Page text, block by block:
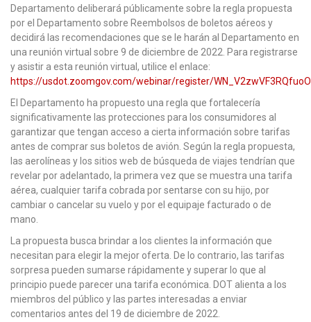
Departamento deliberará públicamente sobre la regla propuesta
por el Departamento sobre Reembolsos de boletos aéreos y
decidirá las recomendaciones que se le harán al Departamento en
una reunión virtual sobre 9 de diciembre de 2022. Para registrarse
y asistir a esta reunión virtual, utilice el enlace:
https://usdot.zoomgov.com/webinar/register/
El Departamento ha propuesto una regla que fortalecería
significativamente las protecciones para los consumidores al
garantizar que tengan acceso a cierta información sobre tarifas
antes de comprar sus boletos de avión. Según la regla propuesta,
las aerolíneas y los sitios web de búsqueda de viajes tendrían que
revelar por adelantado, la primera vez que se muestra una tarifa
aérea, cualquier tarifa cobrada por sentarse con su hijo, por
cambiar o cancelar su vuelo y por el equipaje facturado o de
mano.
La propuesta busca brindar a los clientes la información que
necesitan para elegir la mejor oferta. De lo contrario, las tarifas
sorpresa pueden sumarse rápidamente y superar lo que al
principio puede parecer una tarifa económica. DOT alienta a los
miembros del público y las partes interesadas a enviar
comentarios antes del 19 de diciembre de 2022.